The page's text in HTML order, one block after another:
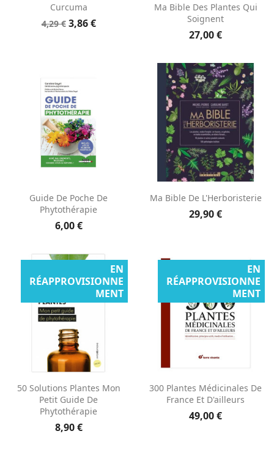
Curcuma
4,29 € 3,86 €
Ma Bible Des Plantes Qui
Soignent
27,00 €
Guide De Poche De
Phytothérapie
6,00 €
Ma Bible De L'Herboristerie
29,90 €
50 Solutions Plantes Mon
Petit Guide De
Phytothérapie
8,90 €
EN
RÉAPPROVISIONNE
MENT
300 Plantes Médicinales De
France Et D'ailleurs
49,00 €
EN
RÉAPPROVISIONNE
MENT